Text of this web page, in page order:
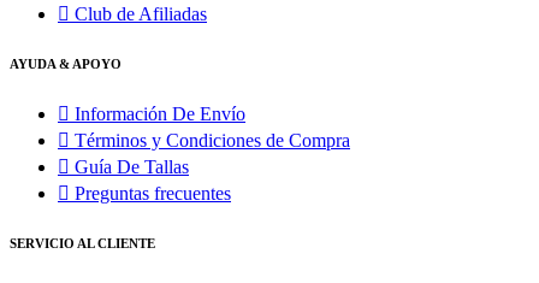
Club de Afiliadas
AYUDA & APOYO
Información De Envío
Términos y Condiciones de Compra
Guía De Tallas
Preguntas frecuentes
SERVICIO AL CLIENTE